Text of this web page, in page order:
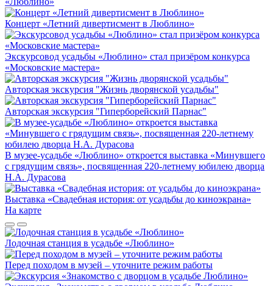
Концерт «Летний дивертисмент в Люблино»
Экскурсовод усадьбы «Люблино» стал призёром конкурса
«Московские мастера»
Авторская экскурсия "Жизнь дворянской усадьбы"
Авторская экскурсия "Гиперборейский Парнас"
В музее-усадьбе «Люблино» откроется выставка «Минувшего
с грядущим связь», посвященная 220-летнему юбилею дворца
Н.А. Дурасова
Выставка «Свадебная история: от усадьбы до киноэкрана»
На карте
Лодочная станция в усадьбе «Люблино»
Перед походом в музей – уточните режим работы